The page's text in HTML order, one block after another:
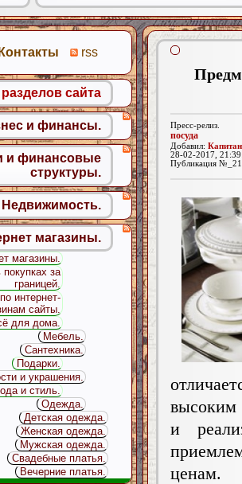
Пресс-релиз.
посуда
Добавил:
28-02-2017,
Публикация
высоким
и
ценам.
Контакты rss
разделов сайта
и финансы.
и финансовые
структуры.
Недвижимость.
магазины.
магазины.
за
границей.
интернет-
сайты.
для дома.
Мебель.
Сантехника.
Подарки.
и украшения.
и стиль.
Одежда.
Детская одежда.
Женская одежда.
Мужская одежда.
Свадебные платья.
Вечерние платья.